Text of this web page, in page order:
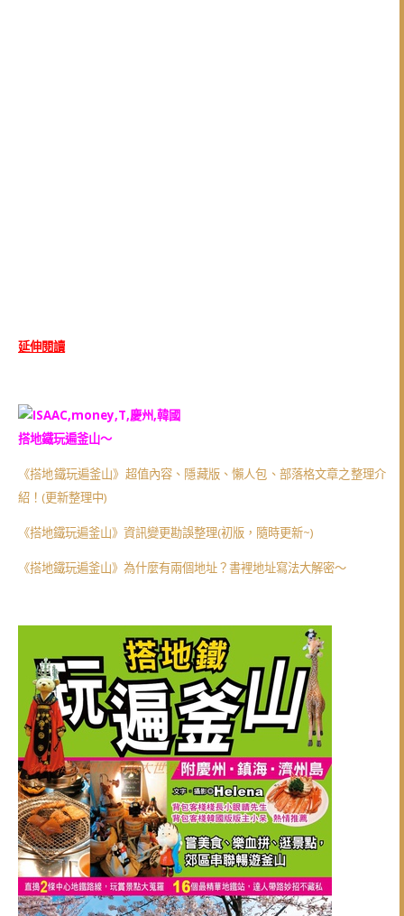
延伸閱讀
搭地鐵玩遍釜山～
《搭地鐵玩遍釜山》超值內容、隱藏版、懶人包、部落格文章之整理介
紹！(更新整理中)
《搭地鐵玩遍釜山》資訊變更勘誤整理(初版，隨時更新~)
《搭地鐵玩遍釜山》為什麼有兩個地址？書裡地址寫法大解密～